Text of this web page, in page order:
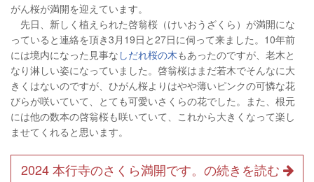
がん桜が満開を迎えています。
先日、新しく植えられた啓翁桜（けいおうざくら）が満開にな
っていると連絡を頂き3月19日と27日に伺って来ました。10年前
には境内になった見事な しだれ桜の木もあったのですが、老木と
なり淋しい姿になっていました。啓翁桜はまだ若木でそんなに大
きくはないのですが、ひがん桜よりはやや薄いピンクの可憐な花
びらが咲いていて、とても可愛いさくらの花でした。また、根元
には他の数本の啓翁桜も咲いていて、これから大きくなって楽し
ませてくれると思います。
2024 本行寺のさくら満開です。の続きを読む